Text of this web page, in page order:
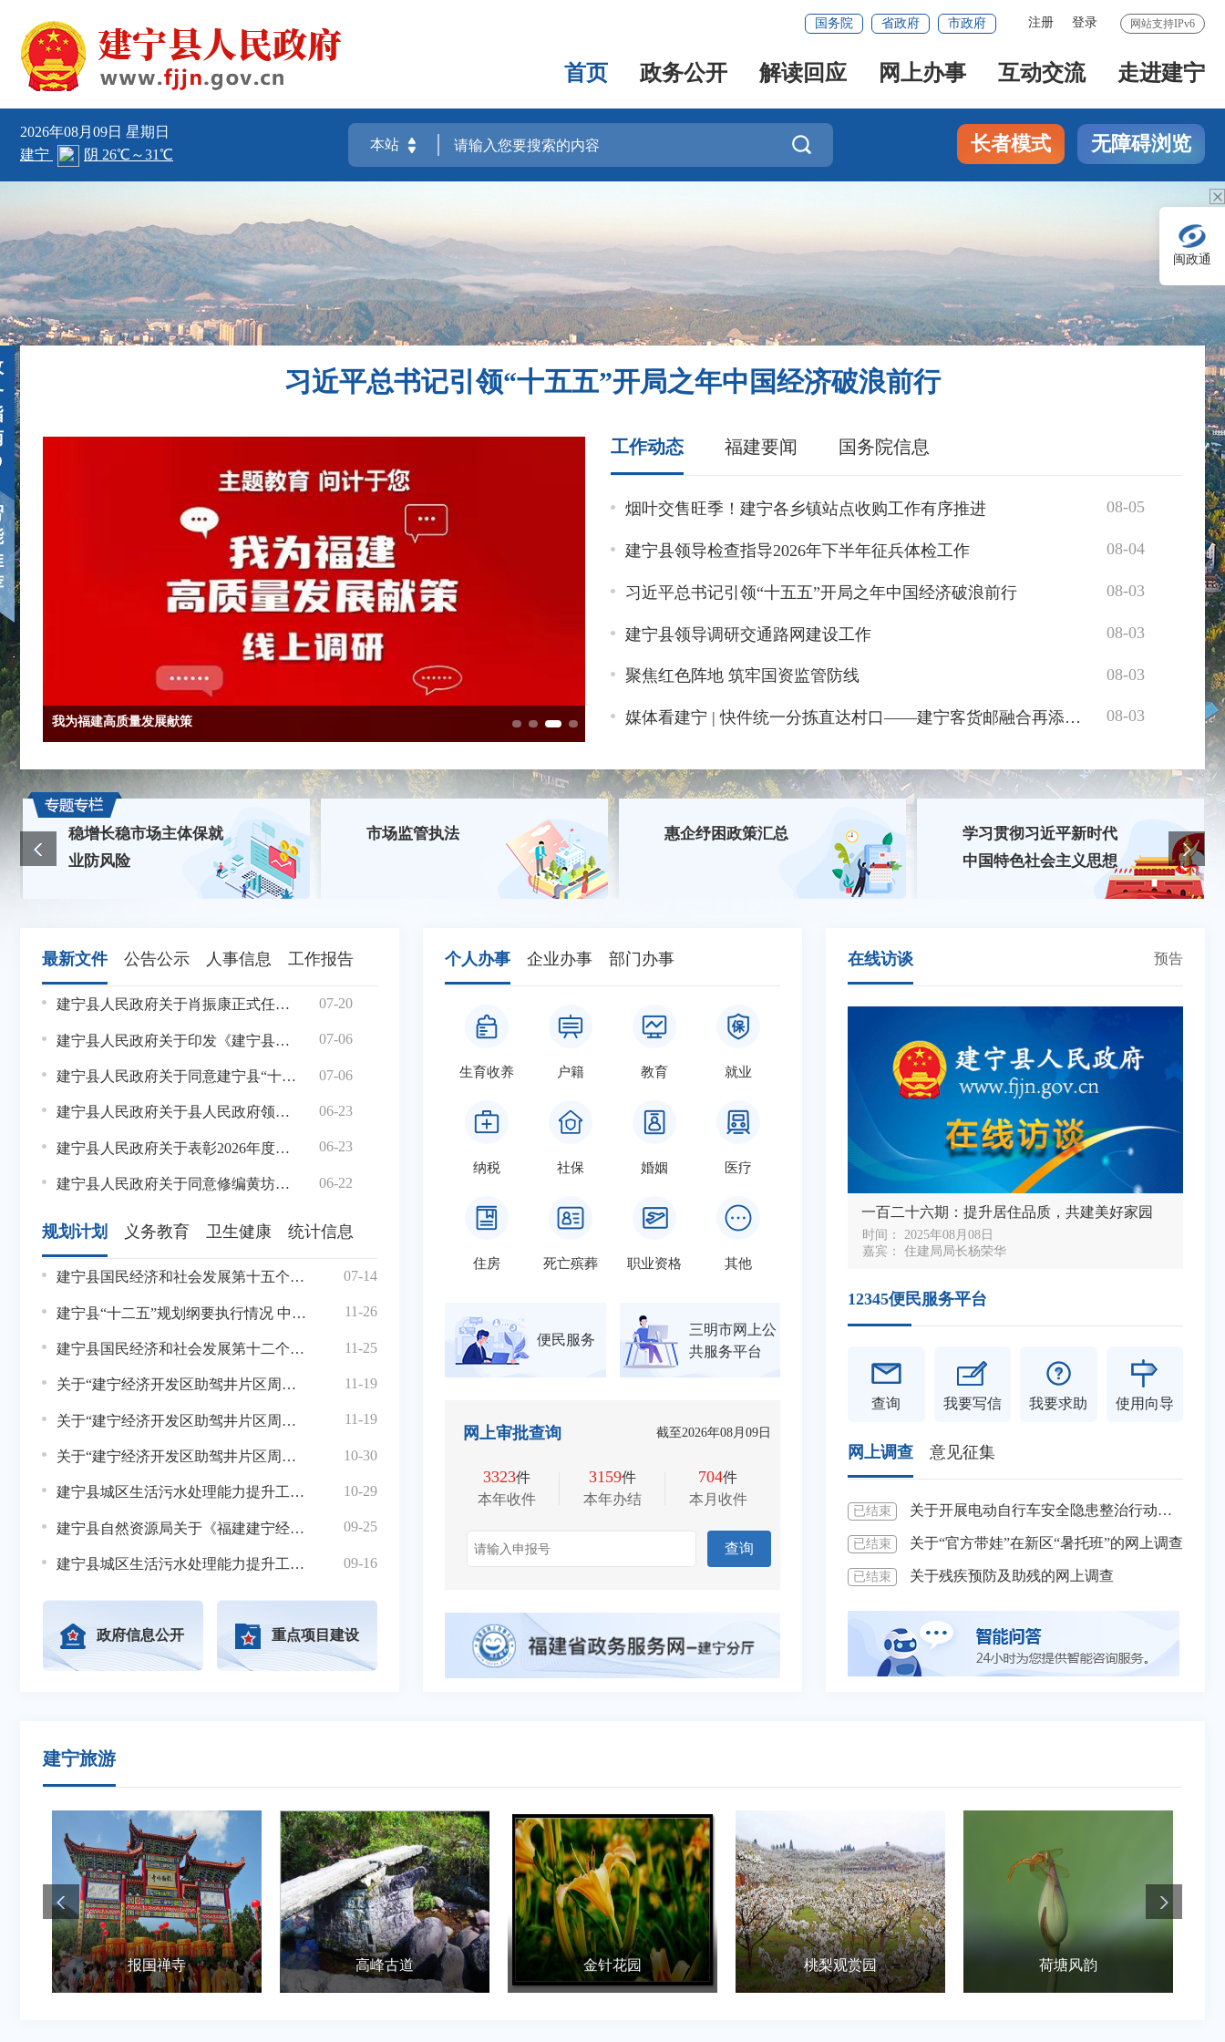
网站支持IPv6
注册 登录
国务院 省政府 市政府
首页 政务公开 解读回应 网上办事 互动交流 走进建宁
2026年08月09日 星期日
 长者模式 无障碍浏览
习近平总书记引领“十五五”开局之年中国经济破浪前行
“@国务院 我来说”
工作动态 福建要闻 国务院信息
烟叶交售旺季！建宁各乡镇站点收购工作有序推进 08-05
建宁县领导检查指导2026年下半年征兵体检工作 08-04
习近平总书记引领“十五五”开局之年中国经济破浪前行 08-03
建宁县领导调研交通路网建设工作 08-03
聚焦红色阵地 筑牢国资监管防线 08-03
媒体看建宁 | 快件统一分拣直达村口——建宁客货邮融合再添新模式 08-03
省
赵
统
全
省
稳增长稳市场主体保就
业防风险
市场监管执法 惠企纾困政策汇总
学习贯彻习近平新时代
中国特色社会主义思想
最新文件 公告公示 人事信息 工作报告
建宁县人民政府关于肖振康正式任职的通知 07-20
建宁县人民政府关于印发《建宁县国民经济和社会发展第十五个五年规划纲要》的通知 07-06
建宁县人民政府关于同意建宁县“十五五”城市更新专项规划的批复 07-06
建宁县人民政府关于县人民政府领导成员工作分工的通知 06-23
建宁县人民政府关于表彰2026年度见义勇为模范的决定 06-23
建宁县人民政府关于同意修编黄坊乡将上村村庄规划（2021-2035）的批复 06-22
08-07
08-07
08-06
建宁县民政和人力资源社会保障局关于同意李贤铭等3位同志按期转正定级的通知 03-06
建宁县民政和人力资源社会保障局关于同意张勇等52位同志按期转正定级的通知 09-18
建宁县民政和人力资源社会保障局关于公布卢英姬等4位同志中学高级教师职务任职... 08-29
08-29
政府工作报告
政府工作报告
规划计划 义务教育 卫生健康 统计信息
07-14
建宁县国民经济和社会发展第十五个五年规划纲要
11-26
建宁县“十二五”规划纲要执行情况 中期评估报告
11-25
建宁县国民经济和社会发展第十二个五年规划纲要
11-19
关于“建宁经济开发区助驾井片区周边配套设施建设项目—公共绿地及其附属设施项目”选址的批前公示
11-19
关于“建宁经济开发区助驾井片区周边配套设施建设项目—创新路周边场地配套设施项目”选址的批前公示
10-30
关于“建宁经济开发区助驾井片区周边配套设施建设项目”选址的批前公示
10-29
建宁县城区生活污水处理能力提升工程(一期)--中山路管网更新改造项目建设工程规划许可证批前公示
09-25
建宁县自然资源局关于《福建建宁经济开发区局部地块控制性详细规划——动态维护》草案公示
09-16
建宁县城区生活污水处理能力提升工程建设工程规划许可证批前公示
03-13
建宁县教育局召开福建富闽基金会资助学子座谈会
12-24
山海情深 丰宁同行 丰泽组织教师到建宁开展“送培送教”活动
建宁县教育系统举办全员危机干预培训
12-24
学习贯彻党的二十届四中全会精神县委宣讲团报告会走进建宁县城关中学
无偿献血者优待政策
05-21
【国家基本公共卫生服务】@建宁65+长者！老年人健康管理服务，不花一分钱
【国家基本公共卫生服务】免费！2026年十二类基本公卫服务，守护你我全生命周期
2026年一季度建宁县经
政府信息公开 重点项目建设
个人办事 企业办事 部门办事
生育收养 户籍 教育 就业
纳税 社保 婚姻 医疗
住房 死亡殡葬 职业资格 其他
年检年审 财务税务 准营准办
资质认证 建设管理 人力资源
建宁县发
便民服务
三明市网上公
共服务平台
网上审批查询 截至2026年08月09日
3323件
本年收件
3159件
本年办结
704件
本月收件
查询
在线访谈 预告
一百二十六期：提升居住品质，共建美好家园
时间： 2025年08月08日
嘉宾： 住建局局长杨荣华
12345便民服务平台
查询 我要写信 我要求助 使用向导
网上调查 意见征集
已结束 关于开展电动自行车安全隐患整治行动的网上调查
已结束 关于“官方带娃”在新区“暑托班”的网上调查
已结束 关于残疾预防及助残的网上调查
建宁旅游
高峰古道 金针花园 桃梨观赏园 荷塘风韵 红色之旅
闽政通